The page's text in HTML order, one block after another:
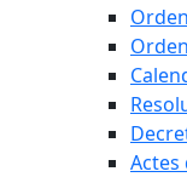
Actes